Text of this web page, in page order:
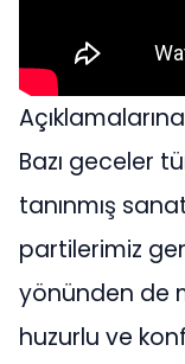
Bazı geceler
tanınmış
partilerimiz
yönünden de
huzurlu ve